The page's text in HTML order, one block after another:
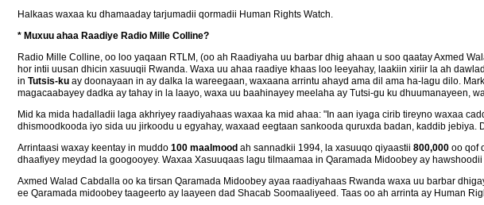
Halkaas waxaa ku dhamaaday tarjumadii qormadii Human Rights Watch.
* Muxuu ahaa Raadiye Radio Mille Colline?
Radio Mille Colline, oo loo yaqaan RTLM, (oo ah Raadiyaha uu barbar dhig ahaan u soo qaatay Axmed
hor intii uusan dhicin xasuuqii Rwanda. Waxa uu ahaa raadiye khaas loo leeyahay, laakiin xiriir la ah
in Tutsis-ku ay doonayaan in ay dalka la wareegaan, waxaana arrintu ahayd ama dil ama ha-lagu dilo.
magacaabayey dadka ay tahay in la laayo, waxa uu baahinayey meelaha ay Tutsi-gu ku dhuumanayeen,
Mid ka mida hadalladii laga akhriyey raadiyahaas waxaa ka mid ahaa: "In aan iyaga cirib tireyno waxaa
dhismoodkooda iyo sida uu jirkoodu u egyahay, waxaad eegtaan sankooda quruxda badan, kaddib
Arrintaasi waxay keentay in muddo 100 maalmood ah sannadkii 1994, la xasuuqo qiyaastii 800,000 oo qof
dhaafiyey meydad la googooyey. Waxaa Xasuuqaas lagu tilmaamaa in Qaramada Midoobey ay
Axmed Walad Cabdalla oo ka tirsan Qaramada Midoobey ayaa raadiyahaas Rwanda waxa uu barbar
ee Qaramada midoobey taageerto ay laayeen dad Shacab Soomaaliyeed. Taas oo ah arrinta ay Human